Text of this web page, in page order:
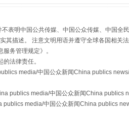
镜头丨大暑三秋近
表明中国公共传媒、中国公众传媒、中国
描述。 注意文明用语并遵守全球各国相关法
服务管理规定》。
法律责任。
media/中国公众新闻China publics
publics media/中国公众新闻China
media/中国公众新闻China publics